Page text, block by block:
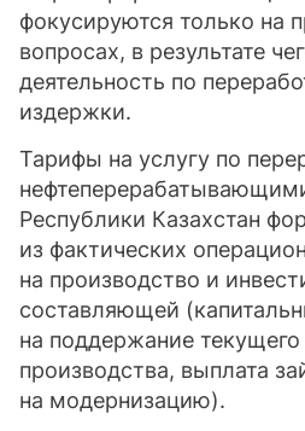
фокусируются только на
вопросах, в результате
деятельность по
издержки.
Тарифы на услугу по
Республики Казахстан
из фактических
на производство и
составляющей
на поддержание текущего
производства, выплата
на модернизацию).